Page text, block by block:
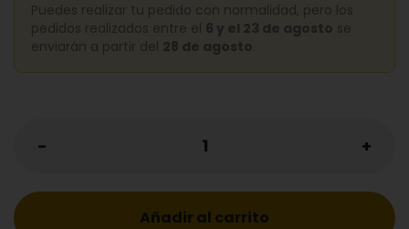
Puedes realizar tu pedido con normalidad, pero los
pedidos realizados entre el 6 y el 23 de agosto se
enviarán a partir del 28 de agosto
Añadir al carrito